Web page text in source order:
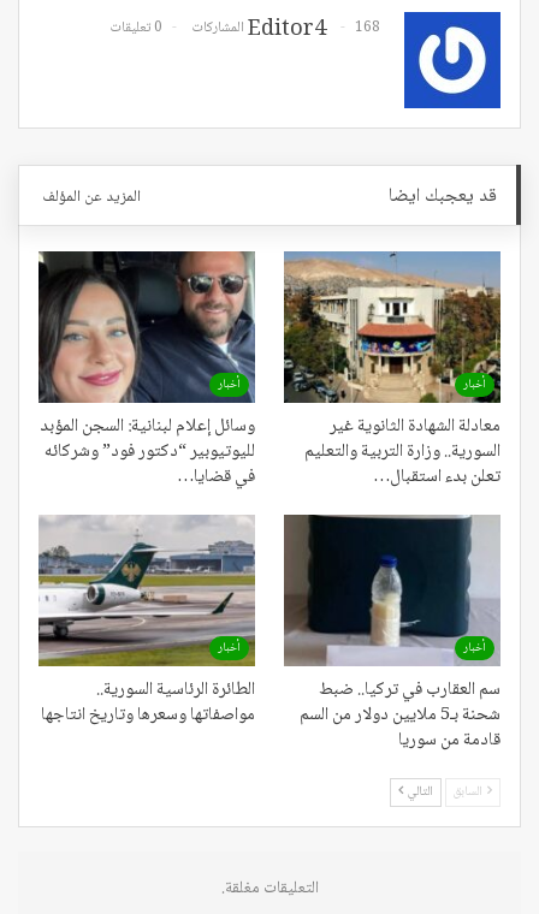
Editor4 168 المشاركات 0 تعليقات
قد يعجبك ايضا المزيد عن المؤلف
أخبار
معادلة الشهادة الثانوية غير
السورية.. وزارة التربية والتعليم
تعلن بدء استقبال…
أخبار
وسائل إعلام لبنانية: السجن المؤبد
لليوتيوبير “دكتور فود” وشركائه
في قضايا…
أخبار
سم العقارب في تركيا.. ضبط
شحنة بـ5 ملايين دولار من السم
قادمة من سوريا
أخبار
الطائرة الرئاسية السورية..
مواصفاتها وسعرها وتاريخ انتاجها
السابق التالي
التعليقات مغلقة.